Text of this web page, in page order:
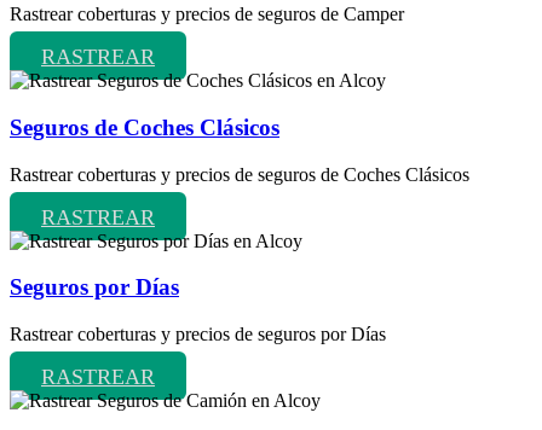
Rastrear coberturas y precios de seguros de Camper
RASTREAR
Seguros de Coches Clásicos
Rastrear coberturas y precios de seguros de Coches Clásicos
RASTREAR
Seguros por Días
Rastrear coberturas y precios de seguros por Días
RASTREAR